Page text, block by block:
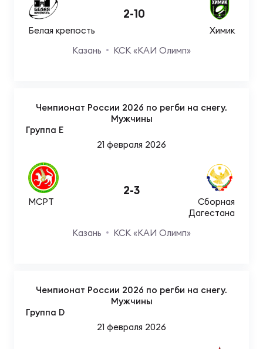
Белая крепость
2-10
Химик
Казань
КСК «КАИ Олимп»
Чемпионат России 2026 по регби на снегу.
Мужчины
Группа E
21 февраля 2026
МСРТ
2-3
Сборная
Дагестана
Казань
КСК «КАИ Олимп»
Чемпионат России 2026 по регби на снегу.
Мужчины
Группа D
21 февраля 2026